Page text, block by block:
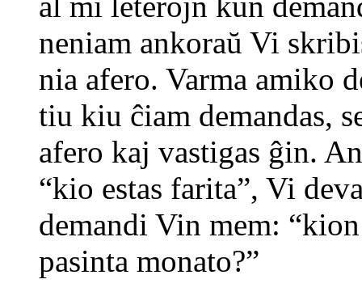
neniam ankoraŭ Vi
nia afero. Varma amiko
tiu kiu ĉiam demandas,
afero kaj vastigas ĝin.
“kio estas farita”, Vi
demandi Vin mem:
pasinta monato?”